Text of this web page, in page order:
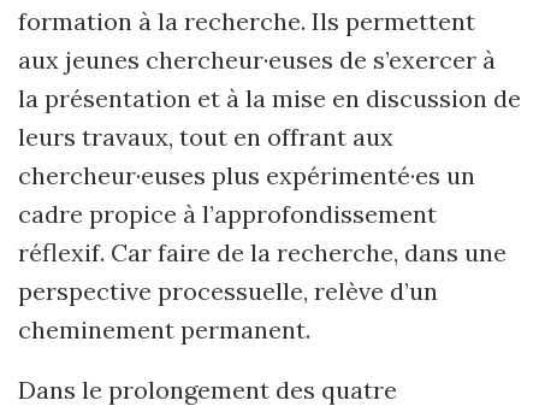
formation à la recherche. Ils permettent
aux jeunes chercheur·euses de s’exercer à
la présentation et à la mise en discussion de
leurs travaux, tout en offrant aux
chercheur·euses plus expérimenté·es un
cadre propice à l’approfondissement
réflexif. Car faire de la recherche, dans une
perspective processuelle, relève d’un
cheminement permanent.
Dans le prolongement des quatre